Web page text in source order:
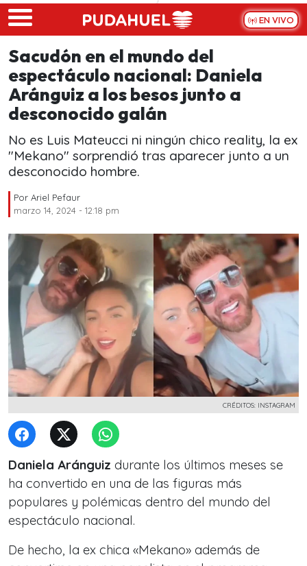
Skip to main content
EN VIVO
Sacudón en el mundo del
espectáculo nacional: Daniela
Aránguiz a los besos junto a
desconocido galán
No es Luis Mateucci ni ningún chico reality, la ex
"Mekano" sorprendió tras aparecer junto a un
desconocido hombre.
Por Ariel Pefaur
marzo 14, 2024 - 12:18 pm
CRÉDITOS: INSTAGRAM
Daniela Aránguiz durante los últimos meses se
ha convertido en una de las figuras más
populares y polémicas dentro del mundo del
espectáculo nacional.
De hecho, la ex chica «Mekano» además de